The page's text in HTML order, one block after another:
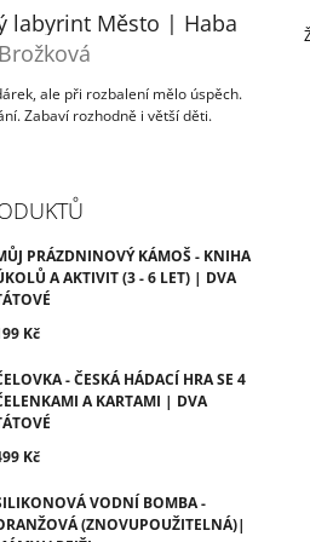
labyrint Město | Haba
je 5 z 5 hvězdiček.
ale při rozbalení mělo úspěch.
Zabaví rozhodně i větší děti.
PRÁZDNINOVÝ KÁMOŠ - KNIHA
A AKTIVIT (3 - 6 LET) | DVA
Kč
- ČESKÁ HÁDACÍ HRA SE 4
A KARTAMI | DVA
Kč
VODNÍ BOMBA -
(ZNOVUPOUŽITELNÁ)|